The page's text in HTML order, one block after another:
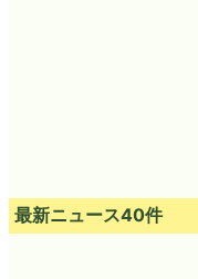
最新ニュース40件